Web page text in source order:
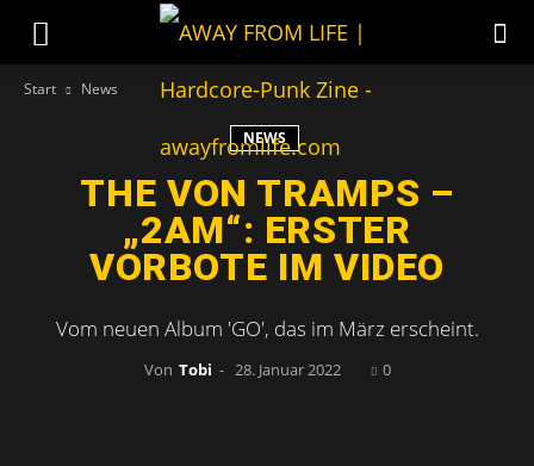
Start News
NEWS
THE VON TRAMPS –
„2AM“: ERSTER
VORBOTE IM VIDEO
Vom neuen Album 'GO', das im März erscheint.
Von Tobi - 28. Januar 2022 0